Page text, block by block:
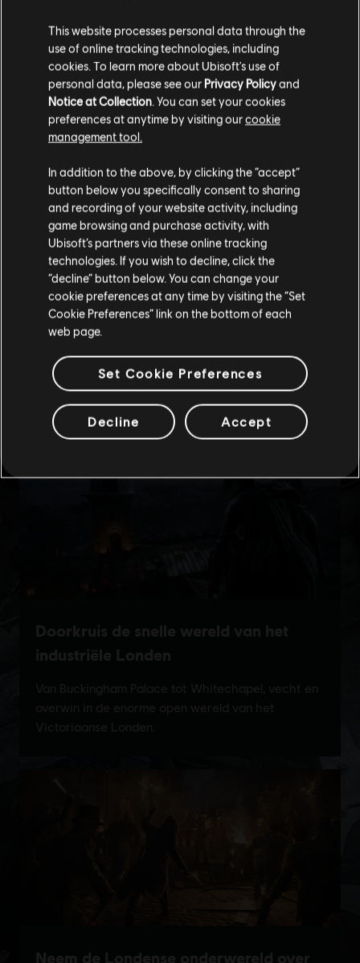
lees meer
Bezoek onze lokale Store om een aankoop te
kunnen doen.
Blijf op de huidige Store
Schakel over naar mijn lokale Store
This website processes personal data through the
use of online tracking technologies, including
cookies. To learn more about Ubisoft's use of
personal data, please see our Privacy Policyand
Notice at Collection. You can set your cookies
preferences at anytime by visiting ourcookie
management tool.
In addition to the above, by clicking the “accept”
button below you specifically consent to sharing
and recording of your website activity, including
game browsing and purchase activity, with
Ubisoft’s partners via these online tracking
technologies. If you wish to decline, click the
“decline” button below. You can change your
cookie preferences at any time by visiting the “Set
Cookie Preferences” link on the bottom of each
web page.
Set Cookie Preferences
Decline Accept